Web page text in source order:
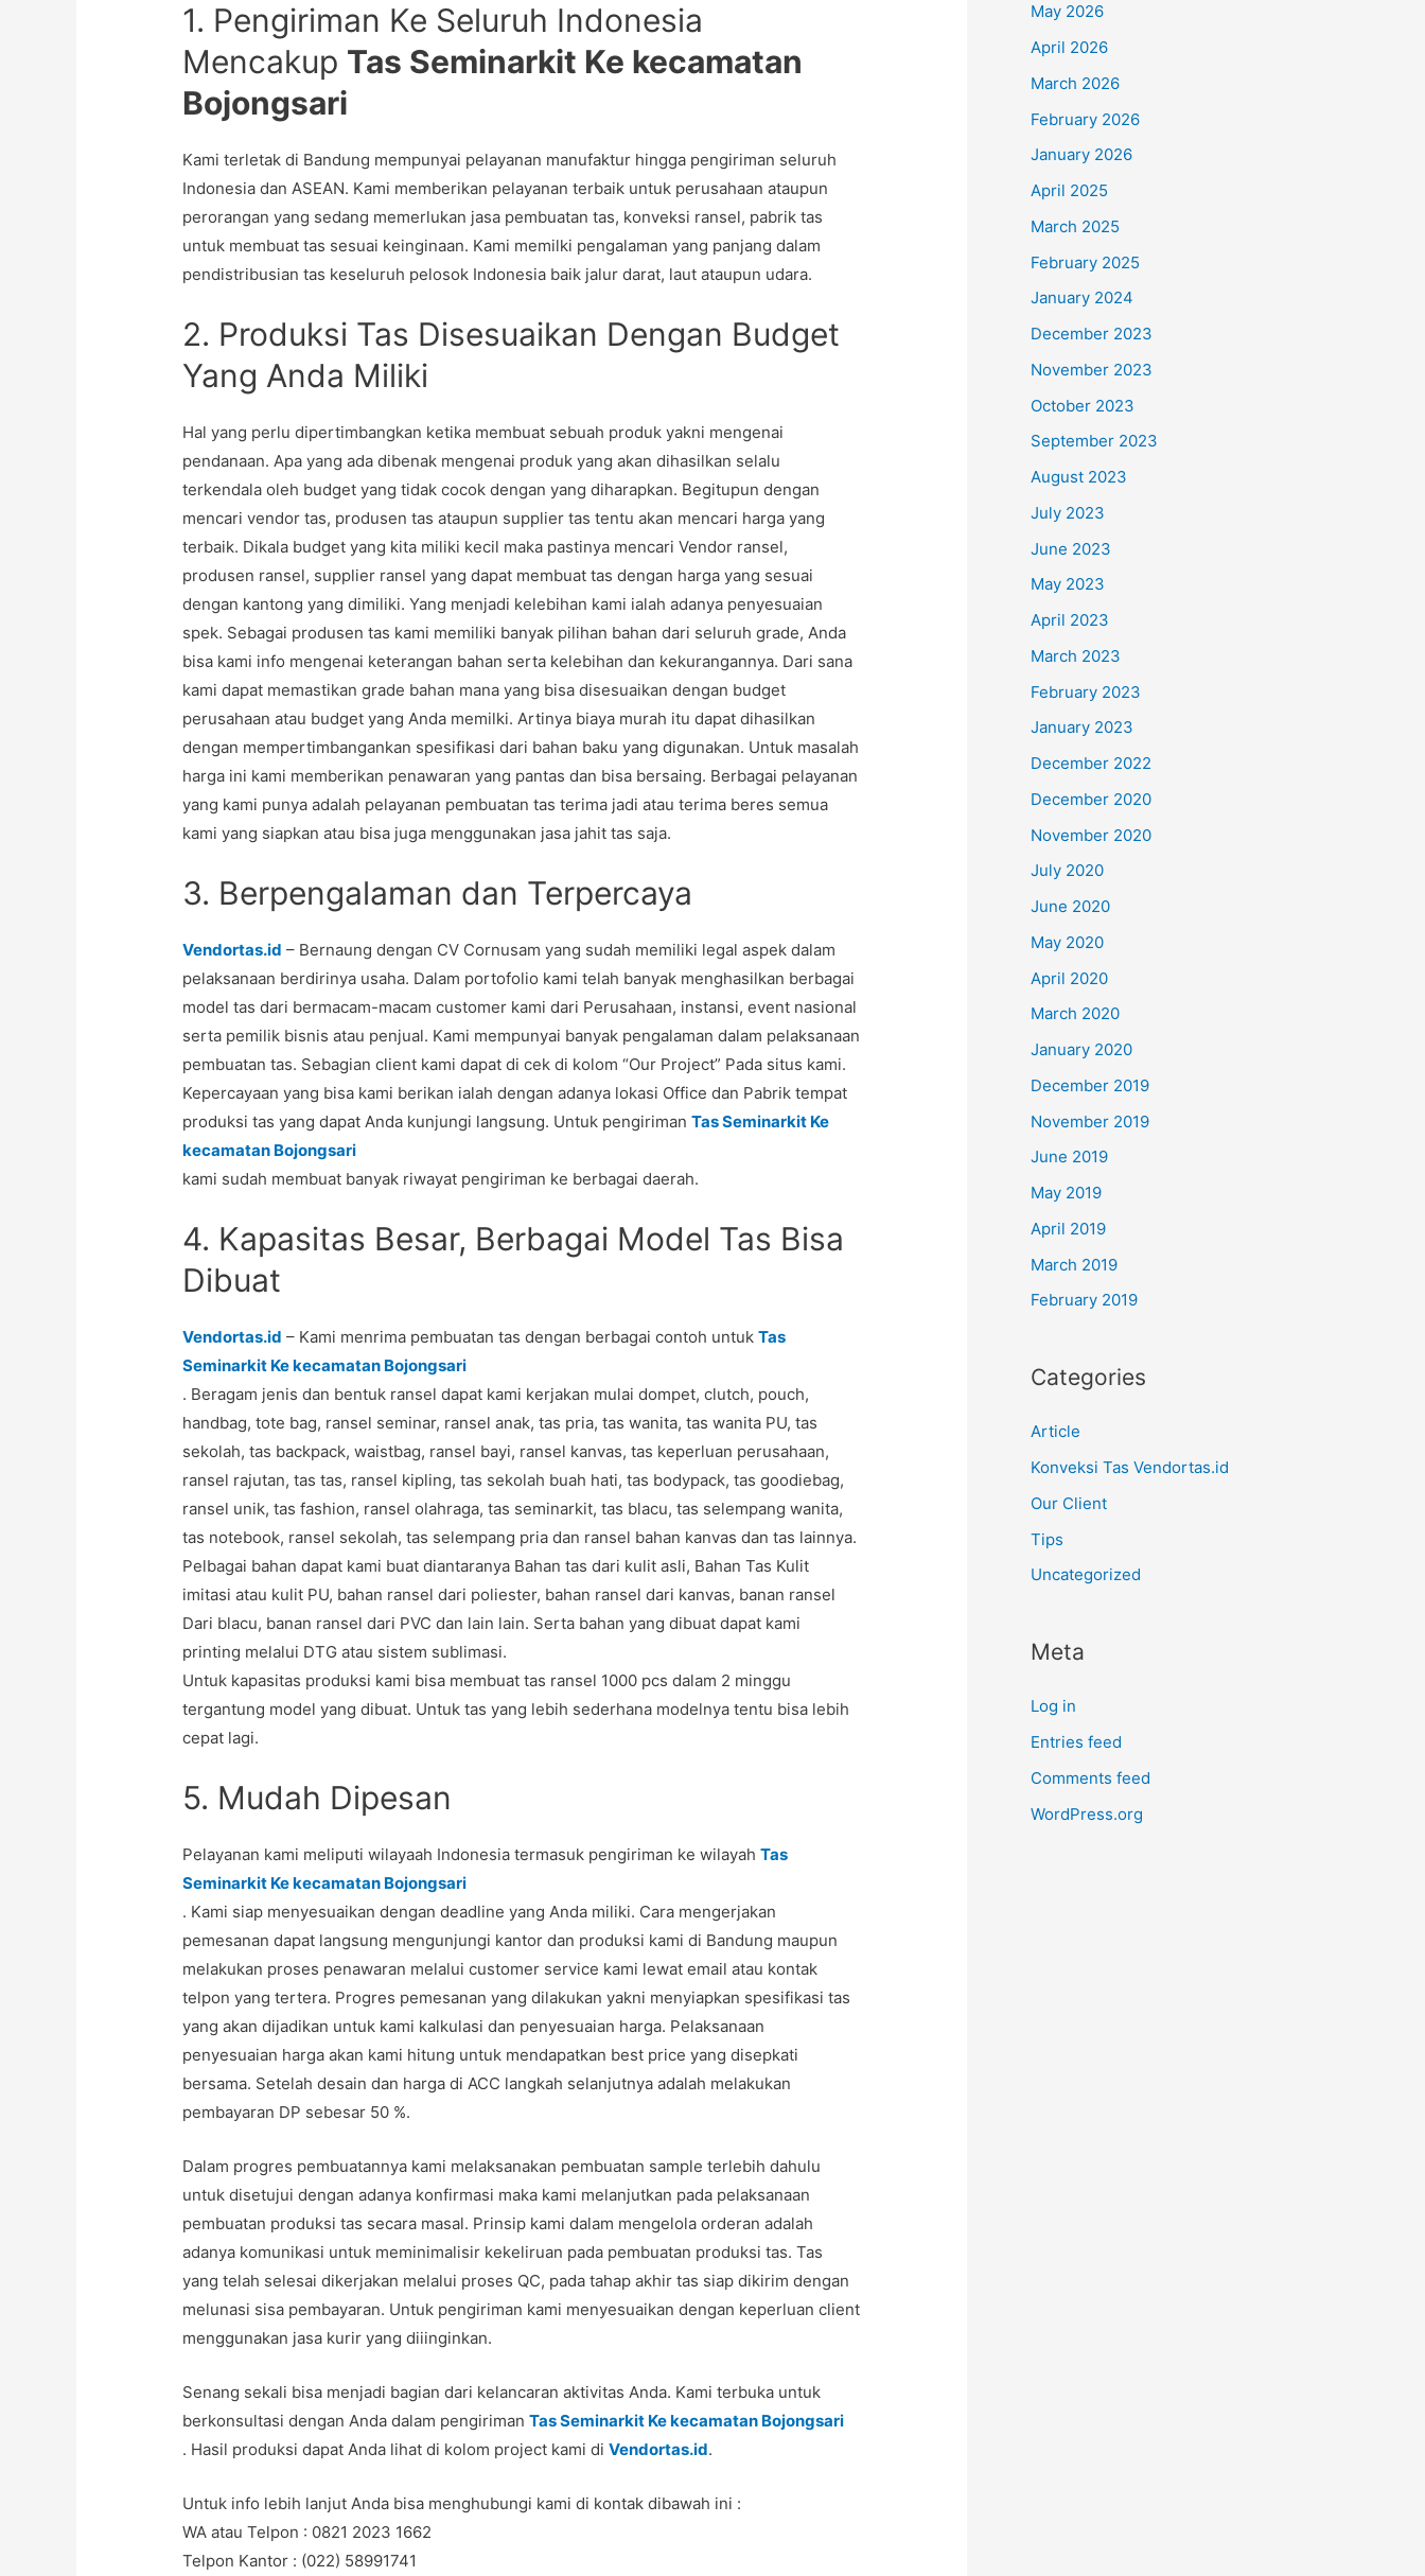
1. Pengiriman Ke Seluruh Indonesia
Mencakup Tas Seminarkit Ke kecamatan
Bojongsari
Kami terletak di Bandung mempunyai pelayanan manufaktur hingga pengiriman seluruh
Indonesia dan ASEAN. Kami memberikan pelayanan terbaik untuk perusahaan ataupun
perorangan yang sedang memerlukan jasa pembuatan tas, konveksi ransel, pabrik tas
untuk membuat tas sesuai keinginaan. Kami memilki pengalaman yang panjang dalam
pendistribusian tas keseluruh pelosok Indonesia baik jalur darat, laut ataupun udara.
2. Produksi Tas Disesuaikan Dengan Budget
Yang Anda Miliki
Hal yang perlu dipertimbangkan ketika membuat sebuah produk yakni mengenai
pendanaan. Apa yang ada dibenak mengenai produk yang akan dihasilkan selalu
terkendala oleh budget yang tidak cocok dengan yang diharapkan. Begitupun dengan
mencari vendor tas, produsen tas ataupun supplier tas tentu akan mencari harga yang
terbaik. Dikala budget yang kita miliki kecil maka pastinya mencari Vendor ransel,
produsen ransel, supplier ransel yang dapat membuat tas dengan harga yang sesuai
dengan kantong yang dimiliki. Yang menjadi kelebihan kami ialah adanya penyesuaian
spek. Sebagai produsen tas kami memiliki banyak pilihan bahan dari seluruh grade, Anda
bisa kami info mengenai keterangan bahan serta kelebihan dan kekurangannya. Dari sana
kami dapat memastikan grade bahan mana yang bisa disesuaikan dengan budget
perusahaan atau budget yang Anda memilki. Artinya biaya murah itu dapat dihasilkan
dengan mempertimbangankan spesifikasi dari bahan baku yang digunakan. Untuk masalah
harga ini kami memberikan penawaran yang pantas dan bisa bersaing. Berbagai pelayanan
yang kami punya adalah pelayanan pembuatan tas terima jadi atau terima beres semua
kami yang siapkan atau bisa juga menggunakan jasa jahit tas saja.
3. Berpengalaman dan Terpercaya
Vendortas.id – Bernaung dengan CV Cornusam yang sudah memiliki legal aspek dalam
pelaksanaan berdirinya usaha. Dalam portofolio kami telah banyak menghasilkan berbagai
model tas dari bermacam-macam customer kami dari Perusahaan, instansi, event nasional
serta pemilik bisnis atau penjual. Kami mempunyai banyak pengalaman dalam pelaksanaan
pembuatan tas. Sebagian client kami dapat di cek di kolom “Our Project” Pada situs kami.
Kepercayaan yang bisa kami berikan ialah dengan adanya lokasi Office dan Pabrik tempat
produksi tas yang dapat Anda kunjungi langsung. Untuk pengirimanTas Seminarkit Ke
kecamatan Bojongsari
kami sudah membuat banyak riwayat pengiriman ke berbagai daerah.
4. Kapasitas Besar, Berbagai Model Tas Bisa
Dibuat
Vendortas.id – Kami menrima pembuatan tas dengan berbagai contoh untukTas
Seminarkit Ke kecamatan Bojongsari
. Beragam jenis dan bentuk ransel dapat kami kerjakan mulai dompet, clutch, pouch,
handbag, tote bag, ransel seminar, ransel anak, tas pria, tas wanita, tas wanita PU, tas
sekolah, tas backpack, waistbag, ransel bayi, ransel kanvas, tas keperluan perusahaan,
ransel rajutan, tas tas, ransel kipling, tas sekolah buah hati, tas bodypack, tas goodiebag,
ransel unik, tas fashion, ransel olahraga, tas seminarkit, tas blacu, tas selempang wanita,
tas notebook, ransel sekolah, tas selempang pria dan ransel bahan kanvas dan tas lainnya.
Pelbagai bahan dapat kami buat diantaranya Bahan tas dari kulit asli, Bahan Tas Kulit
imitasi atau kulit PU, bahan ransel dari poliester, bahan ransel dari kanvas, banan ransel
Dari blacu, banan ransel dari PVC dan lain lain. Serta bahan yang dibuat dapat kami
printing melalui DTG atau sistem sublimasi.
Untuk kapasitas produksi kami bisa membuat tas ransel 1000 pcs dalam 2 minggu
tergantung model yang dibuat. Untuk tas yang lebih sederhana modelnya tentu bisa lebih
cepat lagi.
5. Mudah Dipesan
Pelayanan kami meliputi wilayaah Indonesia termasuk pengiriman ke wilayahTas
Seminarkit Ke kecamatan Bojongsari
. Kami siap menyesuaikan dengan deadline yang Anda miliki. Cara mengerjakan
pemesanan dapat langsung mengunjungi kantor dan produksi kami di Bandung maupun
melakukan proses penawaran melalui customer service kami lewat email atau kontak
telpon yang tertera. Progres pemesanan yang dilakukan yakni menyiapkan spesifikasi tas
yang akan dijadikan untuk kami kalkulasi dan penyesuaian harga. Pelaksanaan
penyesuaian harga akan kami hitung untuk mendapatkan best price yang disepkati
bersama. Setelah desain dan harga di ACC langkah selanjutnya adalah melakukan
pembayaran DP sebesar 50 %.
Dalam progres pembuatannya kami melaksanakan pembuatan sample terlebih dahulu
untuk disetujui dengan adanya konfirmasi maka kami melanjutkan pada pelaksanaan
pembuatan produksi tas secara masal. Prinsip kami dalam mengelola orderan adalah
adanya komunikasi untuk meminimalisir kekeliruan pada pembuatan produksi tas. Tas
yang telah selesai dikerjakan melalui proses QC, pada tahap akhir tas siap dikirim dengan
melunasi sisa pembayaran. Untuk pengiriman kami menyesuaikan dengan keperluan client
menggunakan jasa kurir yang diiinginkan.
Senang sekali bisa menjadi bagian dari kelancaran aktivitas Anda. Kami terbuka untuk
berkonsultasi dengan Anda dalam pengirimanTas Seminarkit Ke kecamatan Bojongsari
. Hasil produksi dapat Anda lihat di kolom project kami diVendortas.id.
Untuk info lebih lanjut Anda bisa menghubungi kami di kontak dibawah ini :
WA atau Telpon : 0821 2023 1662
Telpon Kantor : (022) 58991741
May 2026
April 2026
March 2026
February 2026
January 2026
April 2025
March 2025
February 2025
January 2024
December 2023
November 2023
October 2023
September 2023
August 2023
July 2023
June 2023
May 2023
April 2023
March 2023
February 2023
January 2023
December 2022
December 2020
November 2020
July 2020
June 2020
May 2020
April 2020
March 2020
January 2020
December 2019
November 2019
June 2019
May 2019
April 2019
March 2019
February 2019
Categories
Article
Konveksi Tas Vendortas.id
Our Client
Tips
Uncategorized
Meta
Log in
Entries feed
Comments feed
WordPress.org